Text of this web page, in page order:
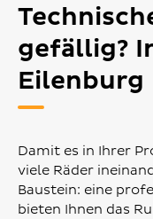
gefällig?
Eilenburg
Damit es in Ihrer
viele Räder
Baustein: eine
bieten Ihnen das